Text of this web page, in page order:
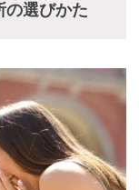
の選びかた